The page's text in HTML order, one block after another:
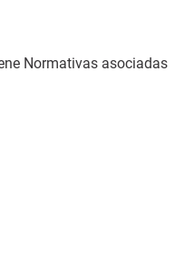
Normativas asociadas